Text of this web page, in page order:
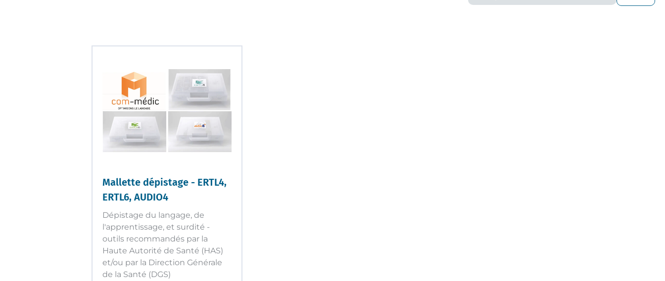
Mallette dépistage - ERTL4,
ERTL6, AUDIO4
Dépistage du langage, de
l'apprentissage, et surdité -
outils recommandés par la
Haute Autorité de Santé (HAS)
et/ou par la Direction Générale
de la Santé (DGS)